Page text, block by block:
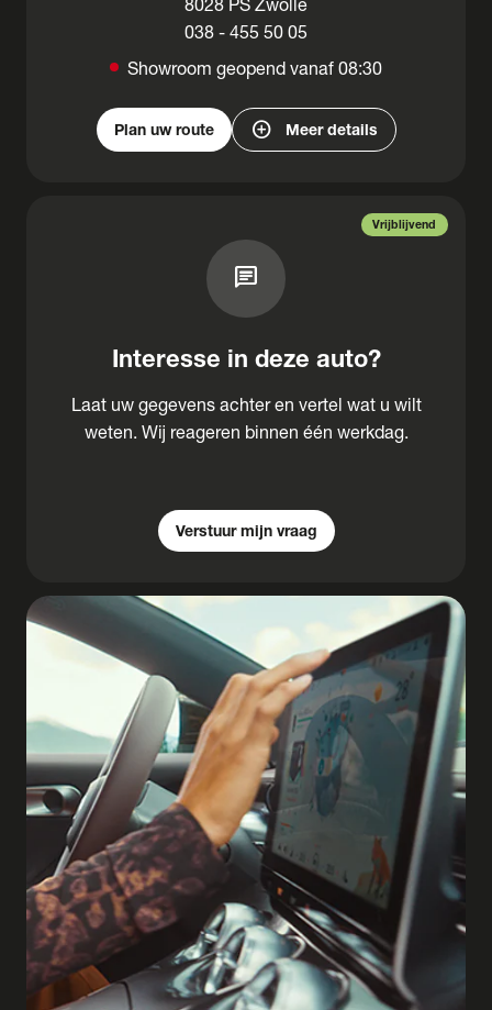
038 - 455 50 05
Showroom geopend vanaf 08:30
Plan uw route add_circle Meer details
Vrijblijvend
chat
Interesse in deze auto?
Laat uw gegevens achter en vertel wat u wilt
weten. Wij reageren binnen één werkdag.
Verstuur mijn vraag